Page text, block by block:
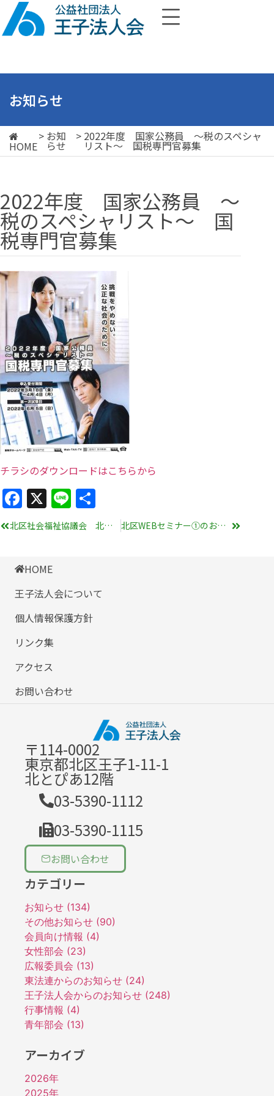
お知らせ
HOME
> お知
らせ
> 2022年度 国家公務員 ～税のスペシャ
リスト～ 国税専門官募集
2022年度 国家公務員 ～
税のスペシャリスト～ 国
税専門官募集
チラシのダウンロードはこちらから
Facebook
X Line
有
北区社会福祉協議会 北区災害ネットワーク研修のご案内 北区WEBセミナー①のお知らせ 「補助金で賢く始めるデジタル化への第一歩～レジやタブレットにも使える！～」
HOME
王子法人会について
個人情報保護方針
リンク集
アクセス
お問い合わせ
〒114-0002
東京都北区王子1-11-1
北とぴあ12階
03-5390-1112
03-5390-1115
お問い合わせ
カテゴリー
お知らせ (134)
その他お知らせ (90)
会員向け情報 (4)
女性部会 (23)
広報委員会 (13)
東法連からのお知らせ (24)
王子法人会からのお知らせ (248)
行事情報 (4)
青年部会 (13)
アーカイブ
2026年
2025年